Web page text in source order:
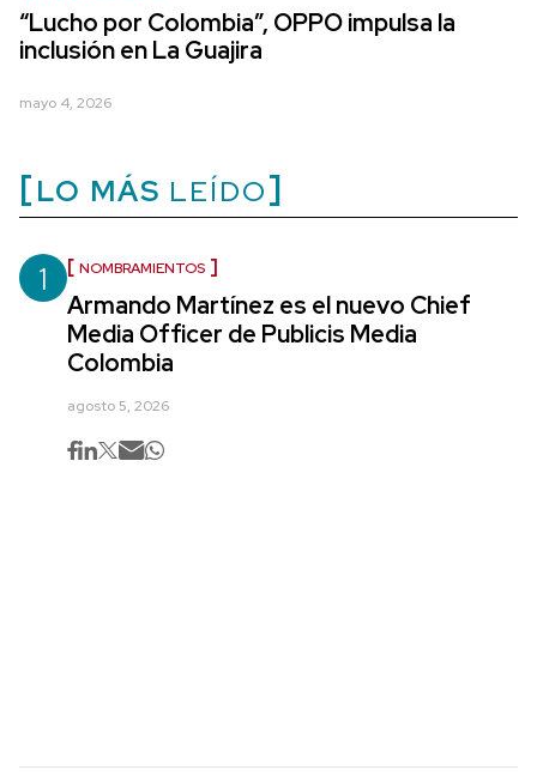
“Lucho por Colombia”, OPPO impulsa la
inclusión en La Guajira
mayo 4, 2026
LO MÁS LEÍDO
1 NOMBRAMIENTOS
Armando Martínez es el nuevo Chief
Media Officer de Publicis Media
Colombia
agosto 5, 2026